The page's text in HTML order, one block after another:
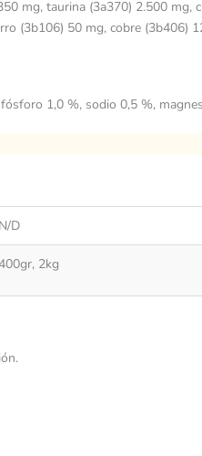
mg, taurina (3a370) 2.500
(3b106) 50 mg, cobre (3b406)
1,0 %, sodio 0,5 %,
N/D
2kg